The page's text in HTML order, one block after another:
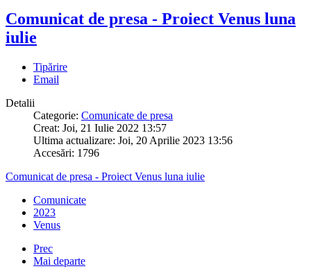
Comunicat de presa - Proiect Venus luna
iulie
Tipărire
Email
Detalii
Categorie: Comunicate de presa
Creat: Joi, 21 Iulie 2022 13:57
Ultima actualizare: Joi, 20 Aprilie 2023 13:56
Accesări: 1796
Comunicat de presa - Proiect Venus luna iulie
Comunicate
2023
Venus
Prec
Mai departe